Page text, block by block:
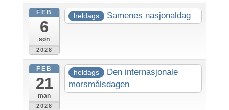
FEB
6
søn
2028
heldags Samenes nasjonaldag
FEB
21
man
2028
heldags
Den internasjonale
morsmålsdagen